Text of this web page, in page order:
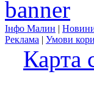
Інфо Малин |
Реклама | Умови
Карта